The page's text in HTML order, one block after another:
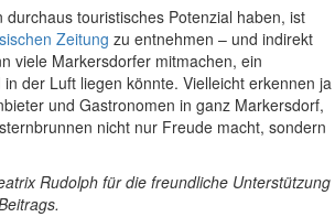
durchaus touristisches Potenzial haben, ist
Zeitung zu entnehmen – und indirekt
viele Markersdorfer mitmachen, ein
der Luft liegen könnte. Vielleicht erkennen ja
und Gastronomen in ganz Markersdorf,
nicht nur Freude macht, sondern
Rudolph für die freundliche Unterstützung